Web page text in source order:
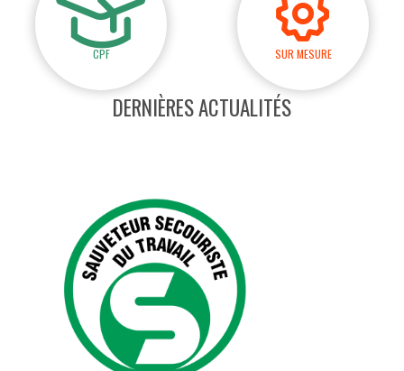
CPF SUR MESURE
DERNIÈRES ACTUALITÉS